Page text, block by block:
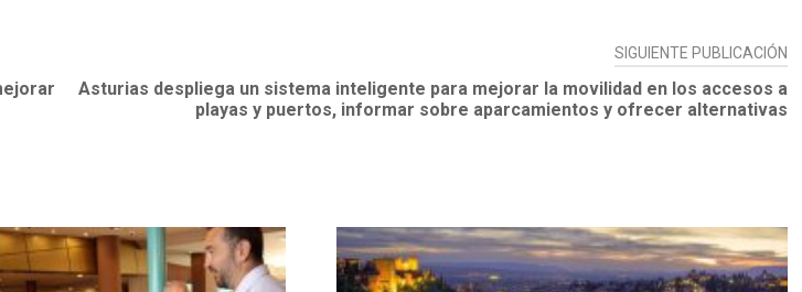
SIGUIENTE PUBLICACIÓN
Asturias despliega un sistema inteligente para mejorar la movilidad en los accesos a
playas y puertos, informar sobre aparcamientos y ofrecer alternativas